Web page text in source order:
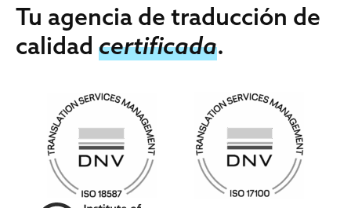
Tu agencia de traducción de
calidad certificada.